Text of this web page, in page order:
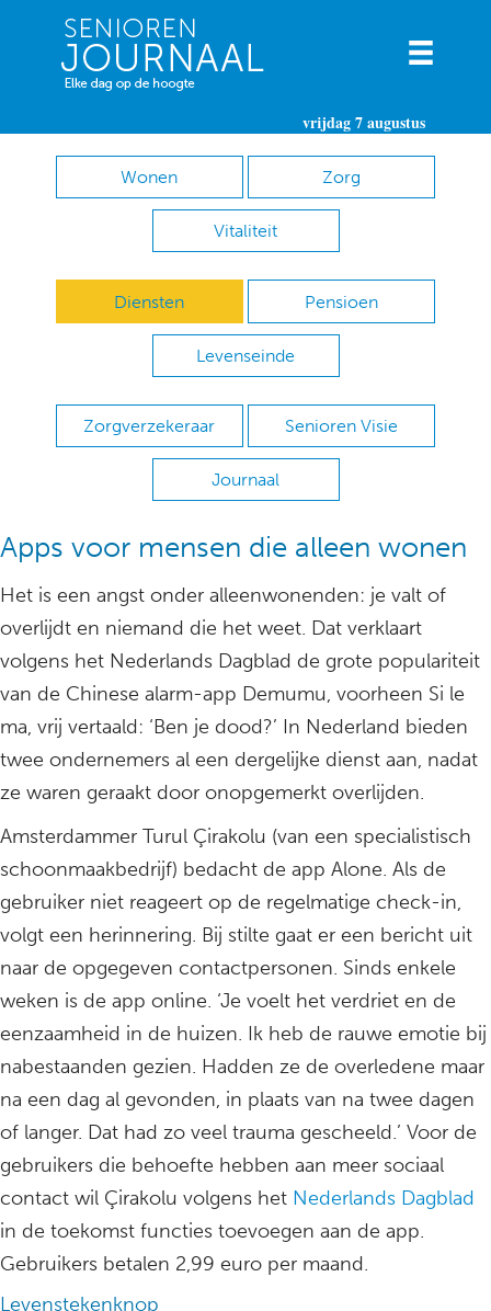
vrijdag 7 augustus
Wonen Zorg
Vitaliteit
Diensten Pensioen
Levenseinde
Zorgverzekeraar Senioren Visie
Journaal
Apps voor mensen die alleen wonen
Het is een angst onder alleenwonenden: je valt of
overlijdt en niemand die het weet. Dat verklaart
volgens het Nederlands Dagblad de grote populariteit
van de Chinese alarm-app Demumu, voorheen Si le
ma, vrij vertaald: ‘Ben je dood?’ In Nederland bieden
twee ondernemers al een dergelijke dienst aan, nadat
ze waren geraakt door onopgemerkt overlijden.
Amsterdammer Turul Çirakolu (van een specialistisch
schoonmaakbedrijf) bedacht de app Alone. Als de
gebruiker niet reageert op de regelmatige check-in,
volgt een herinnering. Bij stilte gaat er een bericht uit
naar de opgegeven contactpersonen. Sinds enkele
weken is de app online. ‘Je voelt het verdriet en de
eenzaamheid in de huizen. Ik heb de rauwe emotie bij
nabestaanden gezien. Hadden ze de overledene maar
na een dag al gevonden, in plaats van na twee dagen
of langer. Dat had zo veel trauma gescheeld.’ Voor de
gebruikers die behoefte hebben aan meer sociaal
contact wil Çirakolu volgens het Nederlands Dagblad
in de toekomst functies toevoegen aan de app.
Gebruikers betalen 2,99 euro per maand.
Levenstekenknop